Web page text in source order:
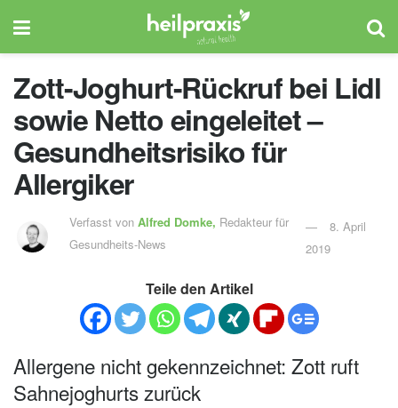
Zott-Joghurt-Rückruf bei Lidl
sowie Netto eingeleitet –
Gesundheitsrisiko für
Allergiker
Verfasst vonAlfred Domke, Redakteur für
Gesundheits-News
8. April
2019
Teile den Artikel
Allergene nicht gekennzeichnet: Zott ruft
Sahnejoghurts zurück